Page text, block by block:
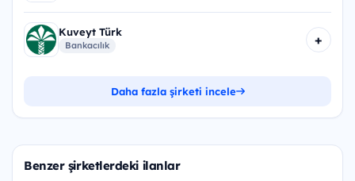
Kuveyt Türk
Bankacılık +
Daha fazla şirketi incele
Benzer şirketlerdeki ilanlar